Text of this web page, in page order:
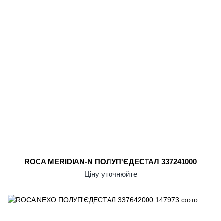
ROCA MERIDIAN-N ПОЛУП'ЄДЕСТАЛ 337241000
Ціну уточнюйте